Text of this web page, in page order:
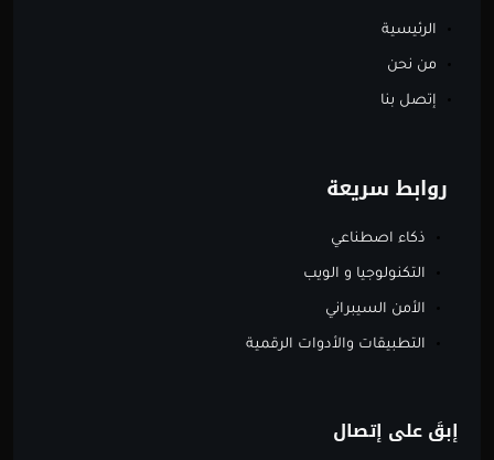
الرئيسية
من نحن
إتصل بنا
روابط سريعة
ذكاء اصطناعي
التكنولوجيا و الويب
الأمن السيبراني
التطبيقات والأدوات الرقمية
إبقَ على إتصال